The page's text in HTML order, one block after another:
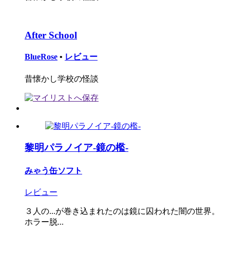
After School
BlueRose • レビュー
昔懐かし学校の怪談
黎明パラノイア-鏡の檻-
みゃう缶ソフト
レビュー
３人の...が巻き込まれたのは鏡に囚われた闇の世界。
ホラー脱...